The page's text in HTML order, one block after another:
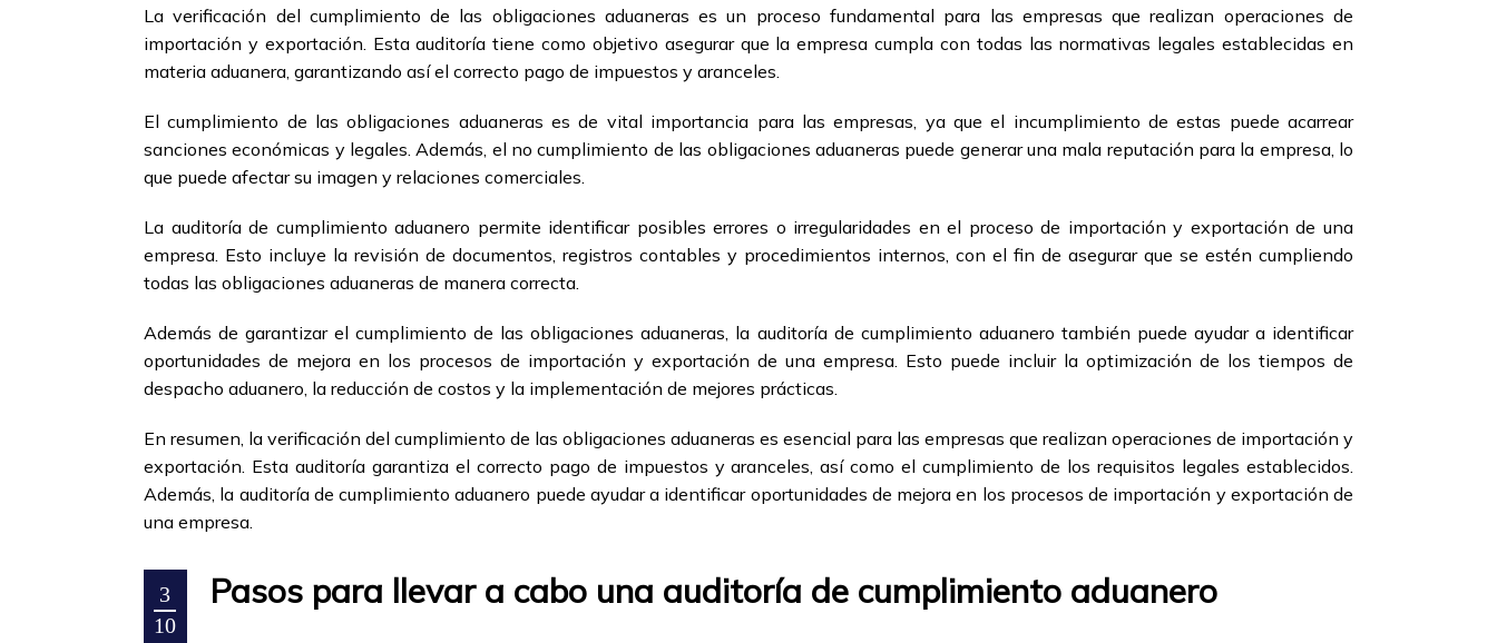
La verificación del cumplimiento de las obligaciones aduaneras es un proceso fundamental para las empresas que realizan operaciones de
importación y exportación. Esta auditoría tiene como objetivo asegurar que la empresa cumpla con todas las normativas legales establecidas en
materia aduanera, garantizando así el correcto pago de impuestos y aranceles.
El cumplimiento de las obligaciones aduaneras es de vital importancia para las empresas, ya que el incumplimiento de estas puede acarrear
sanciones económicas y legales. Además, el no cumplimiento de las obligaciones aduaneras puede generar una mala reputación para la empresa, lo
que puede afectar su imagen y relaciones comerciales.
La auditoría de cumplimiento aduanero permite identificar posibles errores o irregularidades en el proceso de importación y exportación de una
empresa. Esto incluye la revisión de documentos, registros contables y procedimientos internos, con el fin de asegurar que se estén cumpliendo
todas las obligaciones aduaneras de manera correcta.
Además de garantizar el cumplimiento de las obligaciones aduaneras, la auditoría de cumplimiento aduanero también puede ayudar a identificar
oportunidades de mejora en los procesos de importación y exportación de una empresa. Esto puede incluir la optimización de los tiempos de
despacho aduanero, la reducción de costos y la implementación de mejores prácticas.
En resumen, la verificación del cumplimiento de las obligaciones aduaneras es esencial para las empresas que realizan operaciones de importación y
exportación. Esta auditoría garantiza el correcto pago de impuestos y aranceles, así como el cumplimiento de los requisitos legales establecidos.
Además, la auditoría de cumplimiento aduanero puede ayudar a identificar oportunidades de mejora en los procesos de importación y exportación de
una empresa.
3
10
Pasos para llevar a cabo una auditoría de cumplimiento aduanero